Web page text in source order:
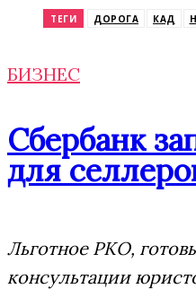
ТЕГИ ДОРОГА КАД
БИЗНЕС
Сбербанк
для
Льготное РКО,
консультации